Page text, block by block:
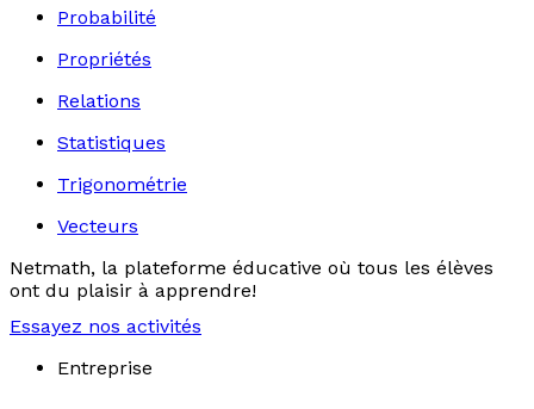
Probabilité
Propriétés
Relations
Statistiques
Trigonométrie
Vecteurs
Netmath, la plateforme éducative où tous les élèves
ont du plaisir à apprendre!
Essayez nos activités
Entreprise